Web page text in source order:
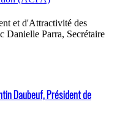
et d'Attractivité des
Danielle Parra, Secrétaire
Daubeuf, Président de